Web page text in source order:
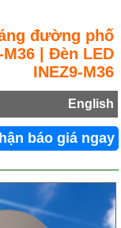
đường phố
M36 | Đèn LED
INEZ9-M36
English
báo giá ngay